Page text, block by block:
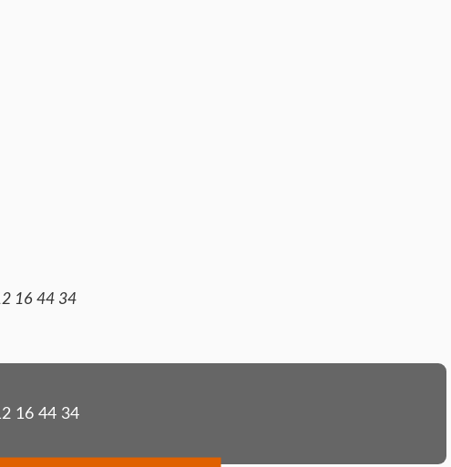
16 44 34
16 44 34